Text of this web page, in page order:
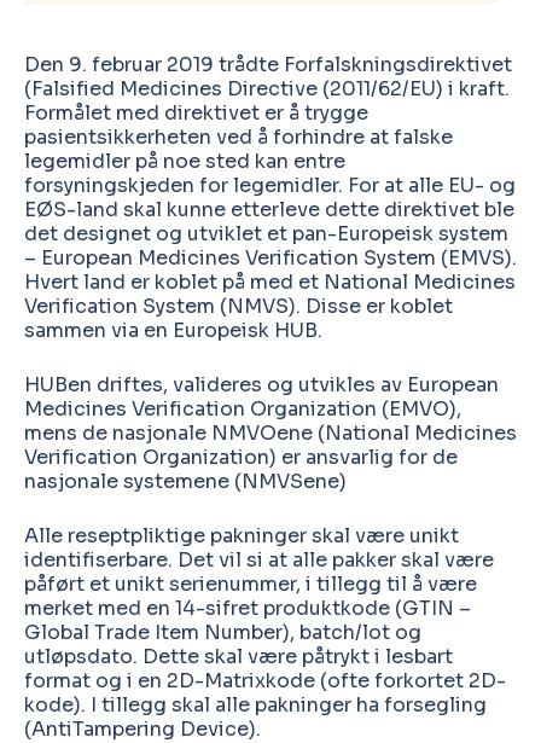
Den 9. februar 2019 trådte Forfalskningsdirektivet
(Falsified Medicines Directive (2011/62/EU) i kraft.
Formålet med direktivet er å trygge
pasientsikkerheten ved å forhindre at falske
legemidler på noe sted kan entre
forsyningskjeden for legemidler. For at alle EU- og
EØS-land skal kunne etterleve dette direktivet ble
det designet og utviklet et pan-Europeisk system
– European Medicines Verification System (EMVS).
Hvert land er koblet på med et National Medicines
Verification System (NMVS). Disse er koblet
sammen via en Europeisk HUB.
HUBen driftes, valideres og utvikles av European
Medicines Verification Organization (EMVO),
mens de nasjonale NMVOene (National Medicines
Verification Organization) er ansvarlig for de
nasjonale systemene (NMVSene)
Alle reseptpliktige pakninger skal være unikt
identifiserbare. Det vil si at alle pakker skal være
påført et unikt serienummer, i tillegg til å være
merket med en 14-sifret produktkode (GTIN –
Global Trade Item Number), batch/lot og
utløpsdato. Dette skal være påtrykt i lesbart
format og i en 2D-Matrixkode (ofte forkortet 2D-
kode). I tillegg skal alle pakninger ha forsegling
(AntiTampering Device).